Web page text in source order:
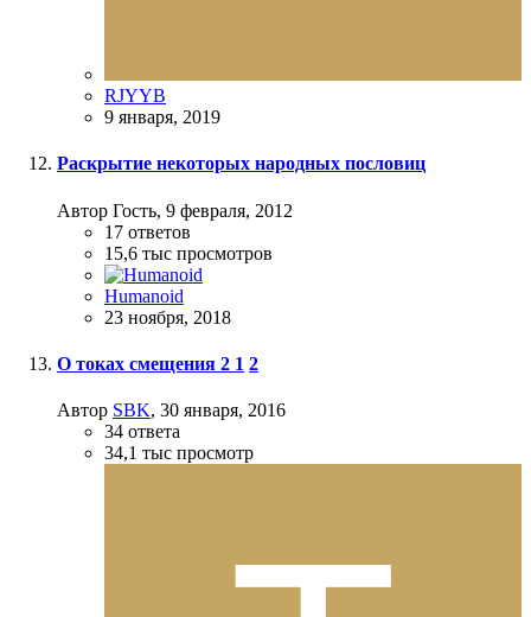
RJYYB
9 января, 2019
Раскрытие некоторых народных пословиц
Автор Гость, 9 февраля, 2012
17 ответов
15,6 тыс просмотров
Humanoid
23 ноября, 2018
О токах смещения 2 1 2
Автор SBK, 30 января, 2016
34 ответа
34,1 тыс просмотр